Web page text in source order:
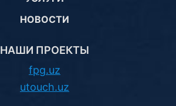
НОВОСТИ
НАШИ ПРОЕКТЫ
fpg.uz
utouch.uz